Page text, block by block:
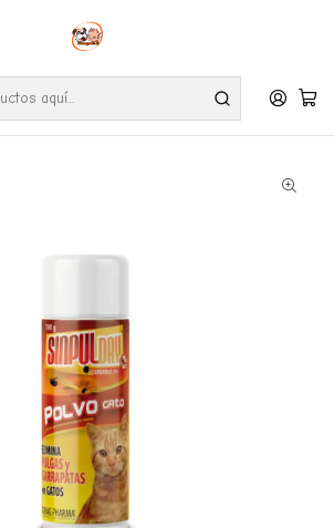
desde $24.990 en la RM (Comunas informadas
nuestras zonas de cobertura diaria.
Sinpuldry Talco Antipulgas para Gatos 100 Gr